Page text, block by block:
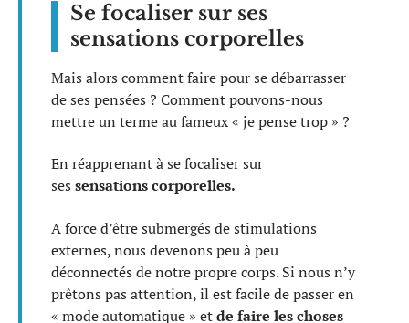
Se focaliser sur ses
sensations corporelles
Mais alors comment faire pour se débarrasser
de ses pensées ? Comment pouvons-nous
mettre un terme au fameux « je pense trop » ?
En réapprenant à se focaliser sur
ses sensations corporelles.
A force d’être submergés de stimulations
externes, nous devenons peu à peu
déconnectés de notre propre corps. Si nous n’y
prêtons pas attention, il est facile de passer en
« mode automatique » etde faire les choses